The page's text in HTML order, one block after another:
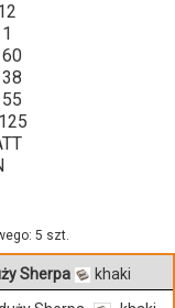
60
38
55
5 szt.
Sherpa khaki